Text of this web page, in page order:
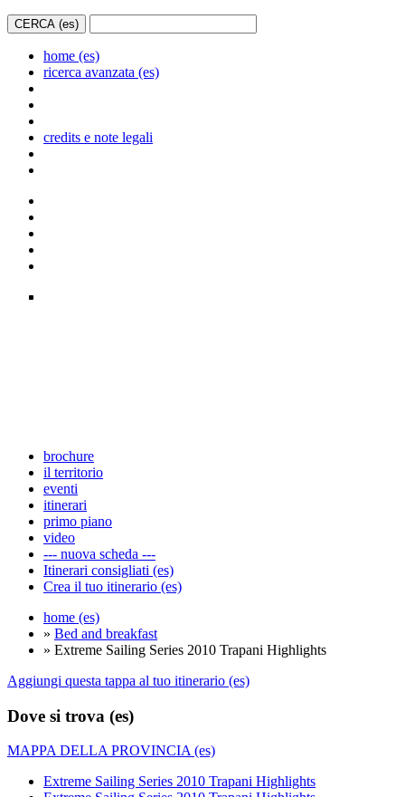
home (es)
ricerca avanzata (es)
credits e note legali
brochure
il territorio
eventi
itinerari
primo piano
video
--- nuova scheda ---
Itinerari consigliati (es)
Crea il tuo itinerario (es)
home (es)
» Bed and breakfast
» Extreme Sailing Series 2010 Trapani Highlights
Aggiungi questa tappa al tuo itinerario (es)
Dove si trova (es)
MAPPA DELLA PROVINCIA (es)
Extreme Sailing Series 2010 Trapani Highlights